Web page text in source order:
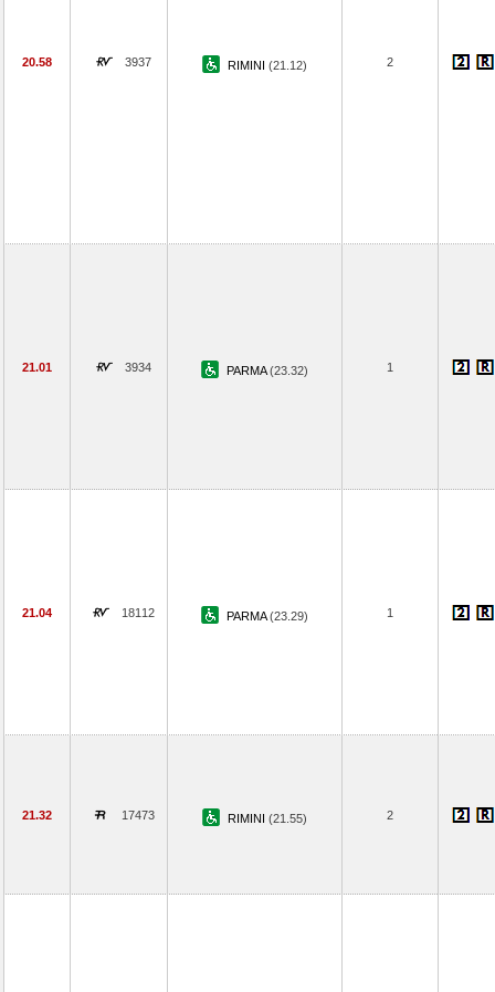
20.58 3937 RIMINI (21.12) 2
21.01 3934 PARMA(23.32) 1
21.04 18112 PARMA(23.29) 1
21.32 17473 RIMINI (21.55) 2